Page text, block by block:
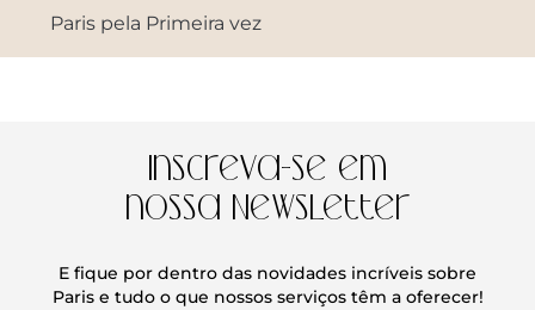
Paris pela Primeira vez
Inscreva-se em
nossa Newsletter
E fique por dentro das novidades incríveis sobre
Paris e tudo o que nossos serviços têm a oferecer!